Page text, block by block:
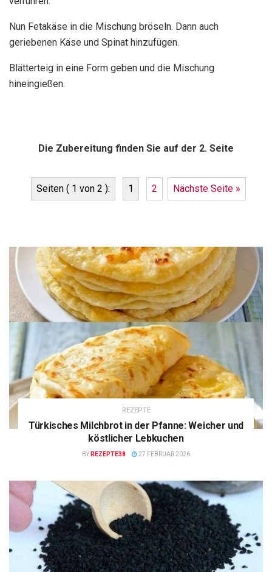
Nun Fetakäse in die Mischung bröseln. Dann auch
geriebenen Käse und Spinat hinzufügen.
Blätterteig in eine Form geben und die Mischung
hineingießen.
Die Zubereitung finden Sie auf der 2. Seite
Seiten ( 1 von 2 ): 1 2 Nächste Seite »
REZEPTE
Türkisches Milchbrot in der Pfanne: Weicher und
köstlicher Lebkuchen
BY REZEPTE38 27 FEBRUAR 2026